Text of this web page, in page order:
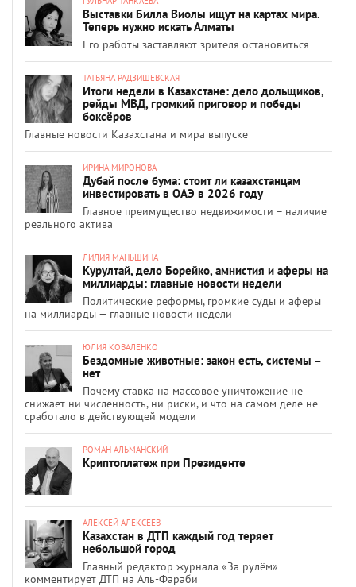
Выставки Билла Виолы ищут на картах мира.
Теперь нужно искать Алматы
Его работы заставляют зрителя остановиться
ТАТЬЯНА РАДЗИШЕВСКАЯ
Итоги недели в Казахстане: дело дольщиков,
рейды МВД, громкий приговор и победы
боксёров
Главные новости Казахстана и мира выпуске
ИРИНА МИРОНОВА
Дубай после бума: стоит ли казахстанцам
инвестировать в ОАЭ в 2026 году
Главное преимущество недвижимости – наличие
реального актива
ЛИЛИЯ МАНЬШИНА
Курултай, дело Борейко, амнистия и аферы на
миллиарды: главные новости недели
Политические реформы, громкие суды и аферы
на миллиарды — главные новости недели
ЮЛИЯ КОВАЛЕНКО
Бездомные животные: закон есть, системы –
нет
Почему ставка на массовое уничтожение не
снижает ни численность, ни риски, и что на самом деле не
сработало в действующей модели
РОМАН АЛЬМАНСКИЙ
Криптоплатеж при Президенте
АЛЕКСЕЙ АЛЕКСЕЕВ
Казахстан в ДТП каждый год теряет
небольшой город
Главный редактор журнала «За рулём»
комментирует ДТП на Аль-Фараби